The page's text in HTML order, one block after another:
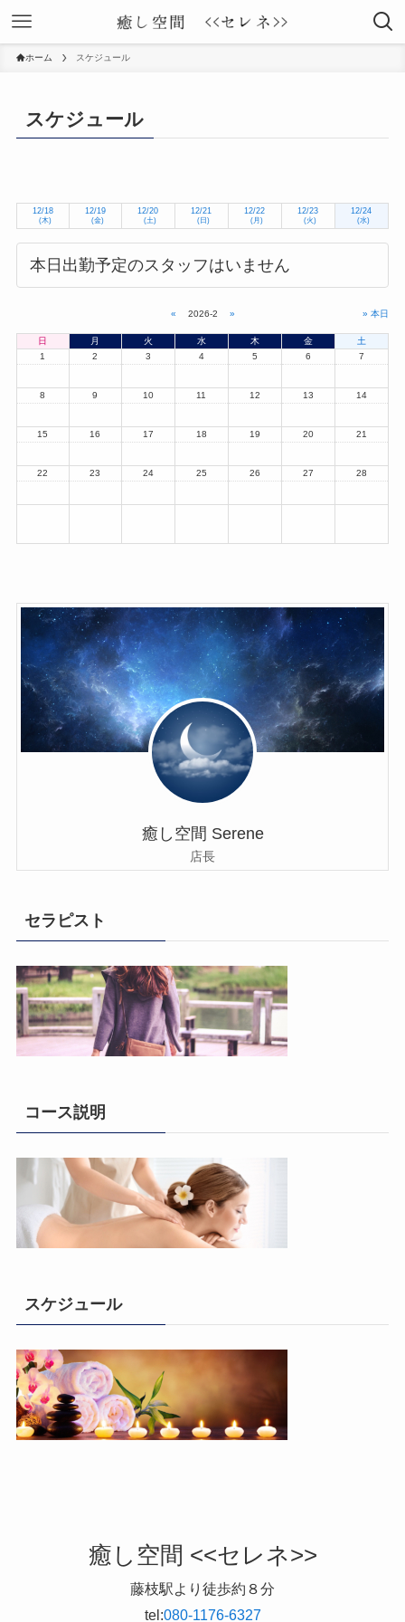
ホーム スケジュール
スケジュール
12/18
(木)
12/19
(金)
12/20
(土)
12/21
(日)
12/22
(月)
12/23
(火)
12/24
(水)
本日出勤予定のスタッフはいません
« 2026-2 » » 本日
日 月 火 水 木 金
土
1
2 3 4 5 6 7
8 9 10 11 12 13 14
15 16 17 18 19 20 21
22 23 24 25 26 27 28
癒し空間 Serene
店長
セラピスト
コース説明
スケジュール
癒し空間 <<セレネ>>
藤枝駅より徒歩約８分
tel:080-1176-6327